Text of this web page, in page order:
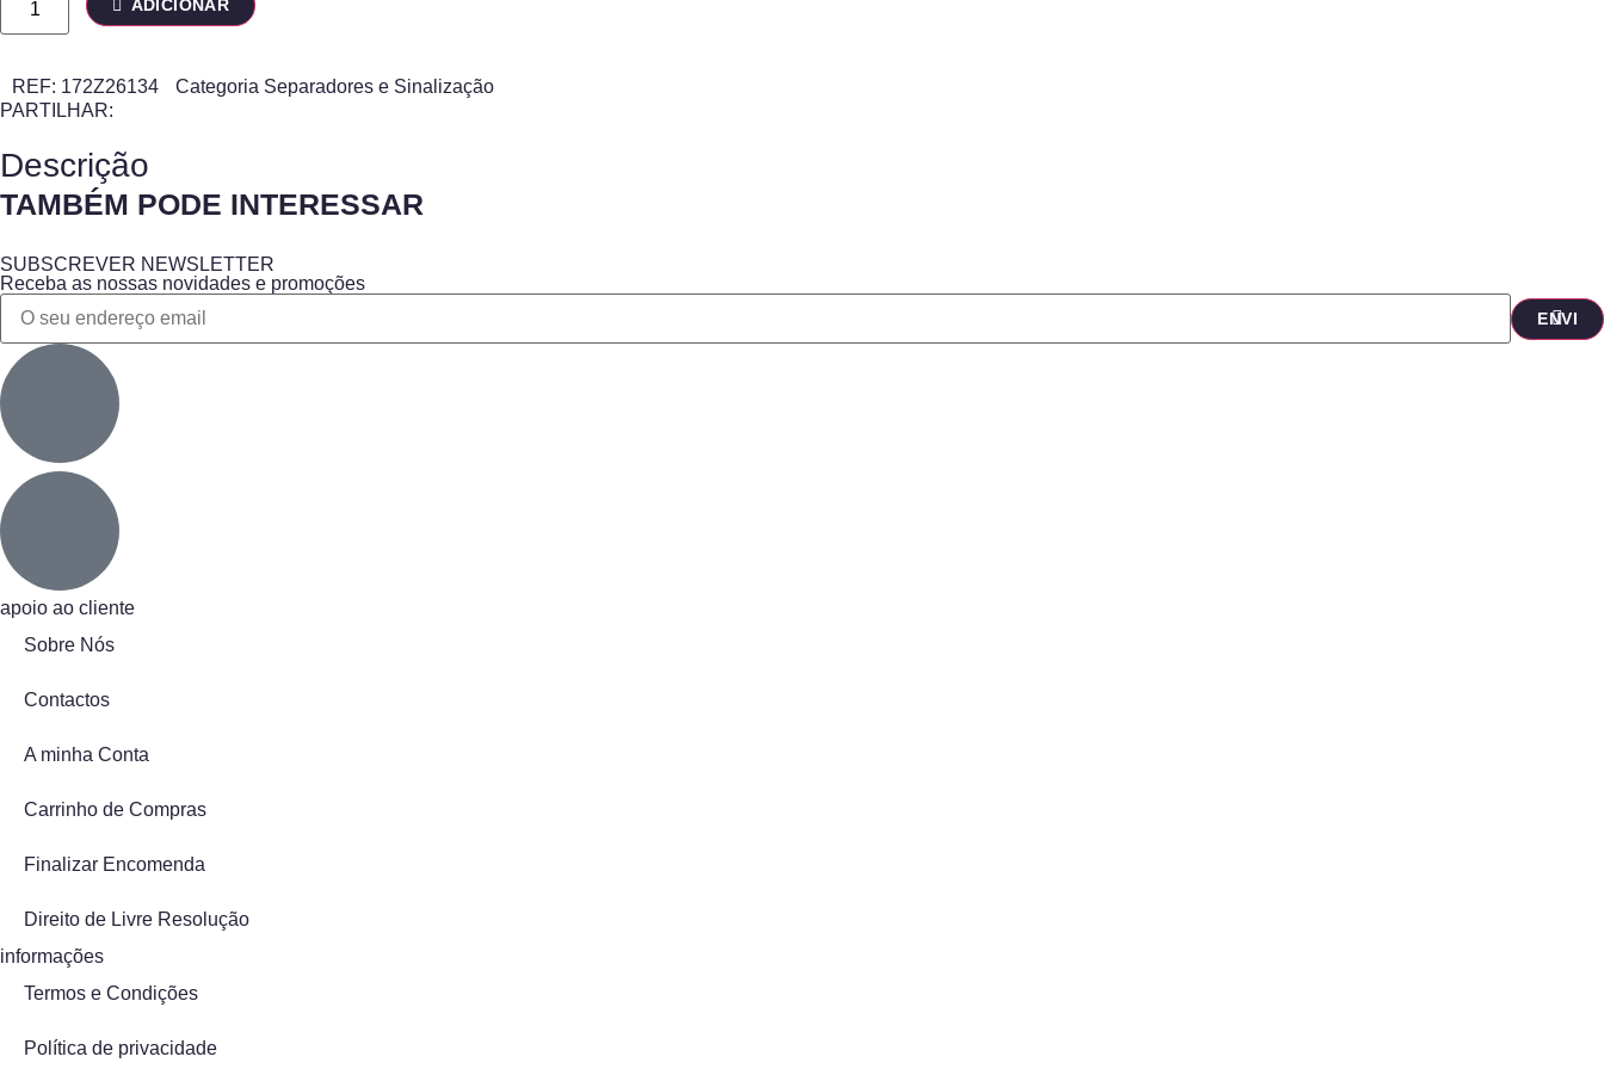
ADICIONAR
REF: 172Z26134 Categoria Separadores e Sinalização
PARTILHAR:
Descrição
TAMBÉM PODE INTERESSAR
SUBSCREVER NEWSLETTER
Receba as nossas novidades e promoções
apoio ao cliente
Sobre Nós
Contactos
A minha Conta
Carrinho de Compras
Finalizar Encomenda
Direito de Livre Resolução
informações
Termos e Condições
Política de privacidade